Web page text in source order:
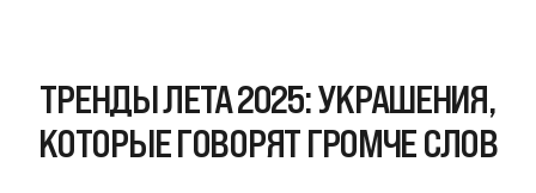
ТРЕНДЫ ЛЕТА 2025: УКРАШЕНИЯ,
КОТОРЫЕ ГОВОРЯТ ГРОМЧЕ СЛОВ